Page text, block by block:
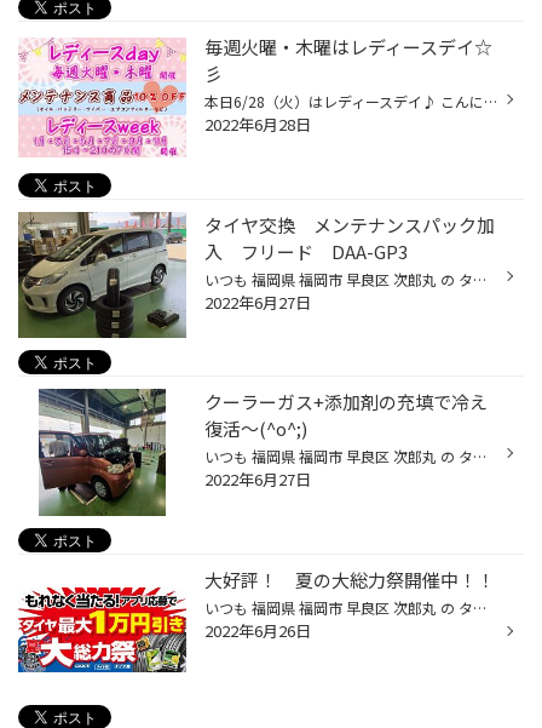
毎週火曜・木曜はレディースデイ☆
彡
本日6/28（火）はレディースデイ♪ こんにちはー！ 福岡県 福岡市 早良区 次郎丸 にあります タイヤ館 次郎丸 です☆★☆ メンテナンス商品…エンジンオイル・バッテリー・ワイパーなどなど。 通常の価格より10％OFFになります♪ お車の 安全点検 も実施しております！ メンテナンスも タイヤ館 次郎丸 に...
2022年6月28日
タイヤ交換 メンテナンスパック加
入 フリード DAA-GP3
いつも 福岡県 福岡市 早良区 次郎丸 の タイヤ館 次郎丸店 のWebを御覧の皆様ありがとうございます♪ 本日の作業紹介は、ホンダフリードDAA-GP3のタイヤ交換&メンテナンスパック加入して、エアコンフィルター交換&フロントワイパー交換になります♪ タイヤは、SEIBERLING SL101 185/65R15です。タイ...
2022年6月27日
クーラーガス+添加剤の充填で冷え
復活～(^o^;)
いつも 福岡県 福岡市 早良区 次郎丸 の タイヤ館 次郎丸店 のWebを御覧の皆様ありがとうございます♪ 本日の取付、交換した商品のご紹介(^o^) 車種 ダイハツ タント パーツ·商品 クーラーガス + ワコ－ズ PAC-Rプラスエアコン添加剤。 温度計にて計測！！ 全く冷えてなくぬる～い温風で、昼間は き...
2022年6月27日
大好評！ 夏の大総力祭開催中！！
いつも 福岡県 福岡市 早良区 次郎丸 の タイヤ館 次郎丸店 のWebを御覧の皆様ありがとうございます♪ 今年も暑～い時期がやってきました！この時期に合わせて・・・タイヤ館恒例「夏の大総力祭」を開催致します♪気温の変化も大きく、体調管理も気を配る時期となっています。雨の多いこの季節は、健...
2022年6月26日